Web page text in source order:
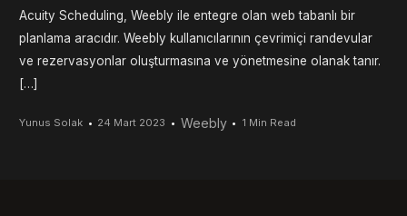
Acuity Scheduling, Weebly ile entegre olan web tabanlı bir
planlama aracıdır. Weebly kullanıcılarının çevrimiçi randevular
ve rezervasyonlar oluşturmasına ve yönetmesine olanak tanır.
[…]
Yunus Solak 24 Mart 2023 Weebly 1 Min Read